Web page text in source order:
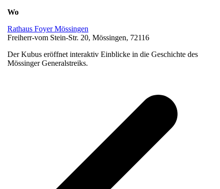
Wo
Rathaus Foyer Mössingen
Freiherr-vom Stein-Str. 20, Mössingen, 72116
Der Kubus eröffnet interaktiv Einblicke in die Geschichte des
Mössinger Generalstreiks.